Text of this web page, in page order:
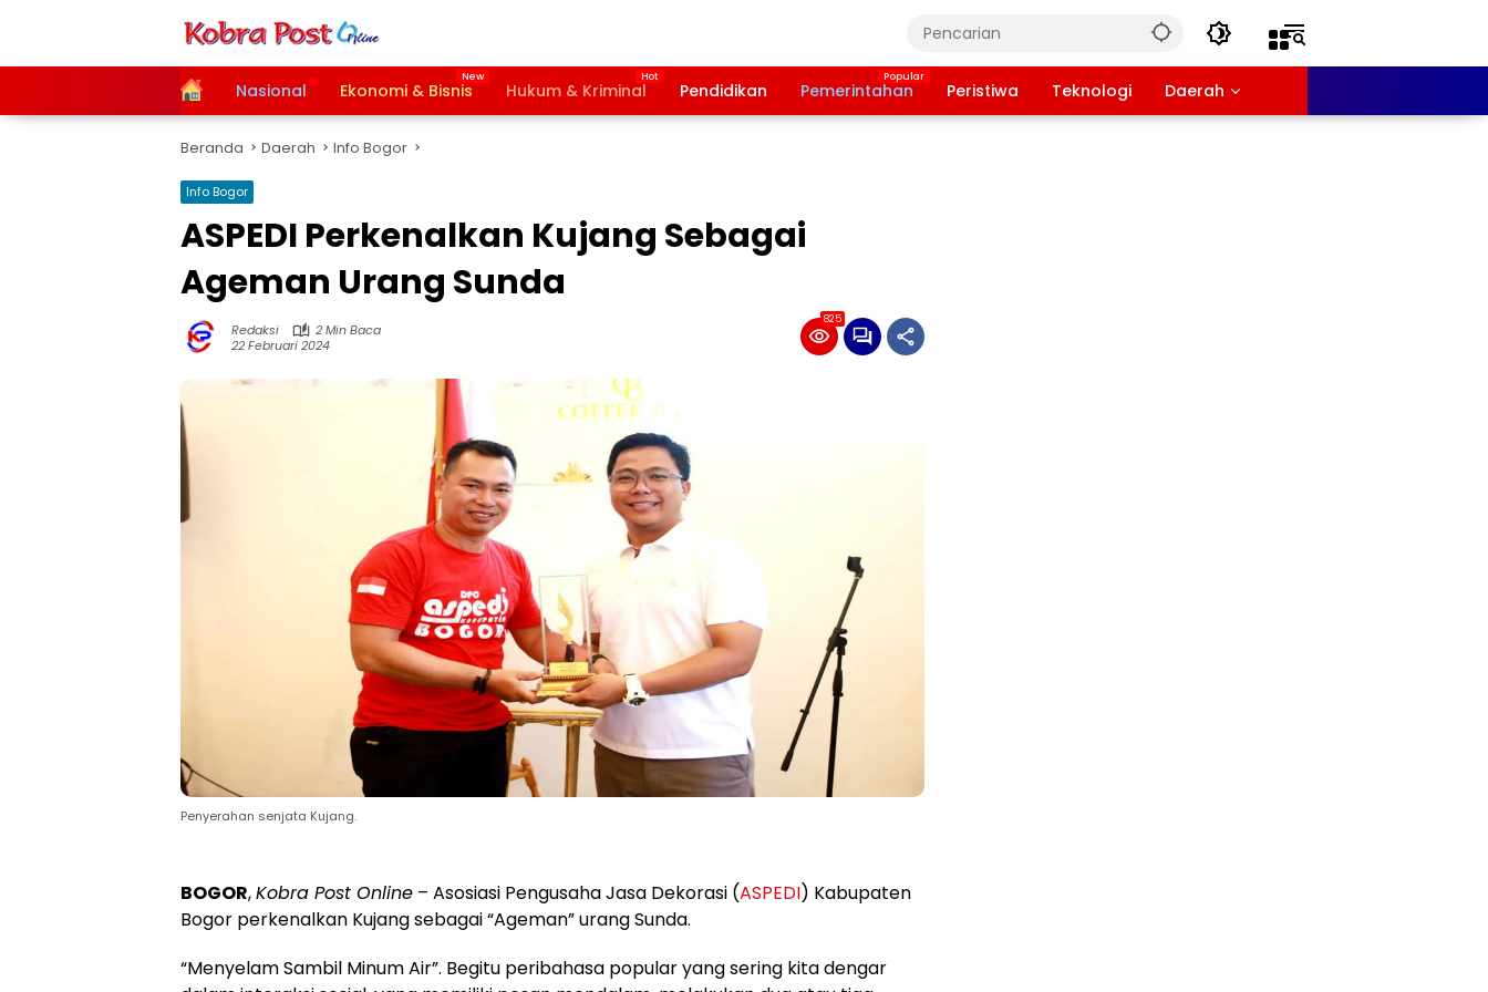
HomeNasional Ekonomi & Bisnis Hukum & Kriminal Pendidikan Pemerintahan Peristiwa Teknologi Daerah
Beranda Daerah Info Bogor
Info Bogor
ASPEDI Perkenalkan Kujang Sebagai
Ageman Urang Sunda
Redaksi
2 Min Baca
22 Februari 2024
825
Penyerahan senjata Kujang.
BOGOR,Kobra Post Online – Asosiasi Pengusaha Jasa Dekorasi (ASPEDI) Kabupaten
Bogor perkenalkan Kujang sebagai “Ageman” urang Sunda.
“Menyelam Sambil Minum Air”. Begitu peribahasa popular yang sering kita dengar